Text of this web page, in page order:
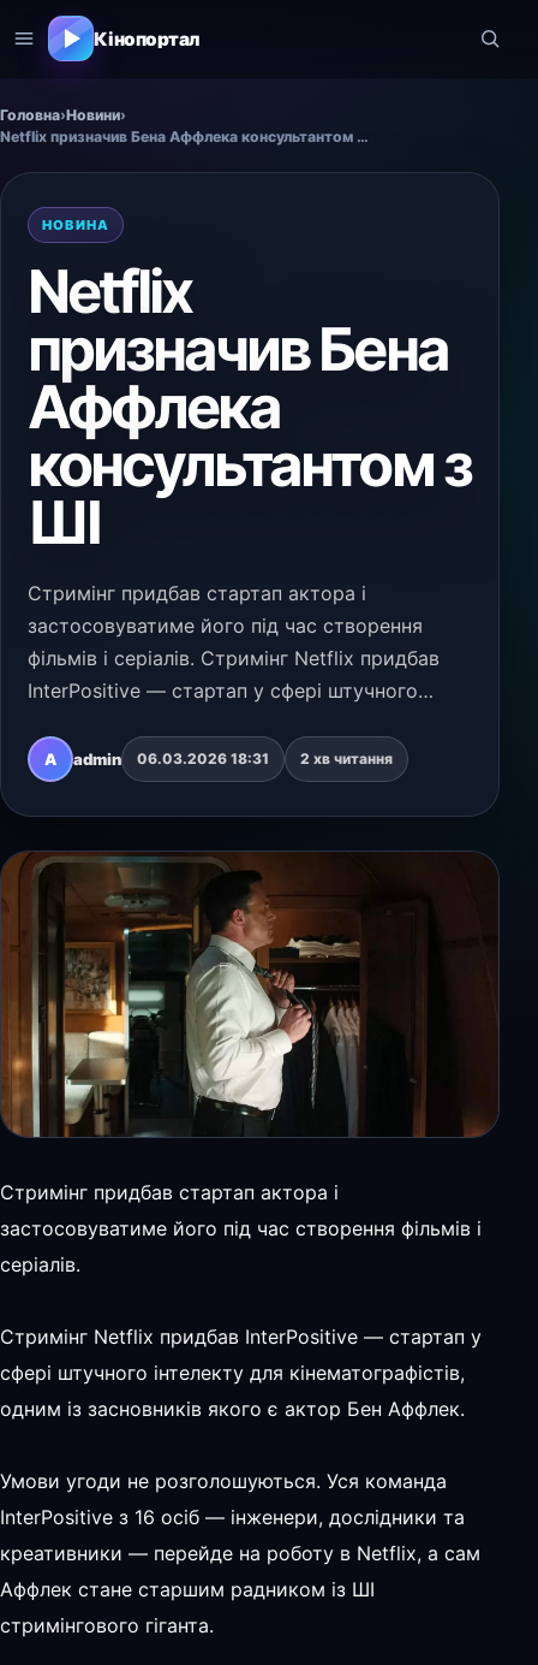
Кінопортал
Головна›Новини›
Netflix призначив Бена Аффлека консультантом з ШІ
НОВИНА
Netflix
призначив Бена
Аффлека
консультантом з
ШІ
Стримінг придбав стартап актора і
застосовуватиме його під час створення
фільмів і серіалів. Стримінг Netflix придбав
InterPositive — стартап у сфері штучного
засновників якого є актор Бен Аффлек. Умови
угоди не розгол…
A admin 06.03.2026 18:31 2 хв читання
Стримінг придбав стартап актора і
застосовуватиме його під час створення фільмів і
серіалів.
Стримінг Netflix придбав InterPositive — стартап у
сфері штучного інтелекту для кінематографістів,
одним із засновників якого є актор Бен Аффлек.
Умови угоди не розголошуються. Уся команда
InterPositive з 16 осіб — інженери, дослідники та
креативники — перейде на роботу в Netflix, а сам
Аффлек стане старшим радником із ШІ
стримінгового гіганта.